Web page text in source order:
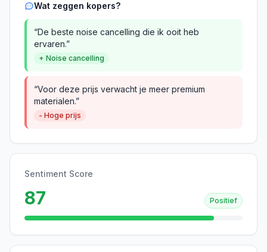
Wat zeggen kopers?
“De beste noise cancelling die ik ooit heb
ervaren.”
+ Noise cancelling
“Voor deze prijs verwacht je meer premium
materialen.”
- Hoge prijs
Sentiment Score
87 Positief